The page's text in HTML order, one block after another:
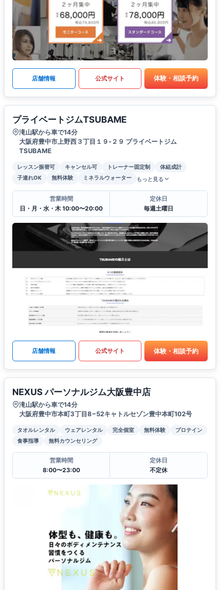
店舗情報 公式サイト 体験・相談予約
プライベートジムTSUBAME
滝山駅から車で14分
大阪府豊中市上野西３丁目１９-２９ プライベートジム
TSUBAME
レッスン振替可 キャンセル可 トレーナー固定制
体組成計
子連れOK
無料体験 ミネラルウォーター もっと見る
営業時間
日・月・水・木 10:00〜20:00
定休日
毎週土曜日
店舗情報 公式サイト 体験・相談予約
NEXUS パーソナルジム大阪豊中店
滝山駅から車で14分
大阪府豊中市本町3丁目8−52キャトルセゾン豊中本町102号
タオルレンタル ウェアレンタル 完全個室 無料体験
プロテイン
食事指導
無料カウンセリング
営業時間
8:00〜23:00
定休日
不定休